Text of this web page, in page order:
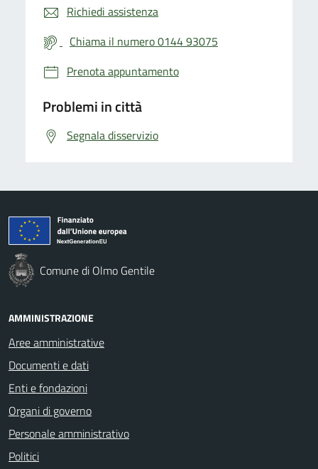
Richiedi assistenza
Chiama il numero 0144 93075
Prenota appuntamento
Problemi in città
Segnala disservizio
Comune di Olmo Gentile
AMMINISTRAZIONE
Aree amministrative
Documenti e dati
Enti e fondazioni
Organi di governo
Personale amministrativo
Politici